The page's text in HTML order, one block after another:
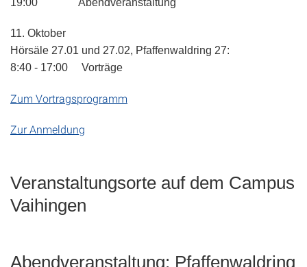
19:00 Abendveranstaltung
11. Oktober
Hörsäle 27.01 und 27.02, Pfaffenwaldring 27:
8:40 - 17:00 Vorträge
Zum Vortragsprogramm
Zur Anmeldung
Veranstaltungsorte auf dem Campus
Vaihingen
Abendveranstaltung: Pfaffenwaldring